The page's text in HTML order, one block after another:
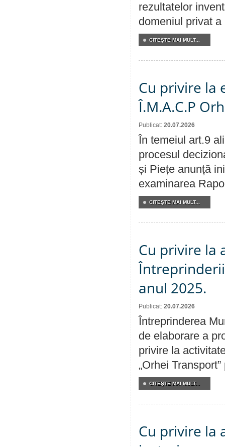
rezultatelor
domeniul privat a
CITEŞTE MAI MULT...
Cu privire la
Î.M.A.C.P
Publicat: 20.07.2026
În temeiul art.9
procesul
și Piețe anunță
examinarea
CITEŞTE MAI MULT...
Cu privire la
anul 2025.
Publicat: 20.07.2026
Întreprinderea
de elaborare a
privire la
„Orhei
CITEŞTE MAI MULT...
Cu privire la